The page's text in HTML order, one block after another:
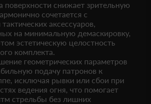
поверхности снижает зрительную
сочетается с
аксессуаров,
на минимальную демаскировку,
эстетическую целостность
комплекта.
геометрических параметров
подачу патронов к
исключая рывки или сбои при
ведения огня, что помогает
стрельбы без лишних